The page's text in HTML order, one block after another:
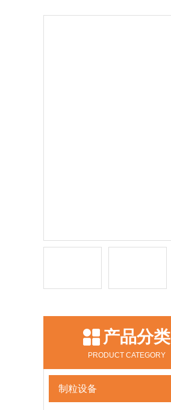
产品分类
PRODUCT CATEGORY
制粒设备